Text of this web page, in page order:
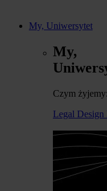
My, Uniwersytet
My,
Czym żyjemy:
Legal Design